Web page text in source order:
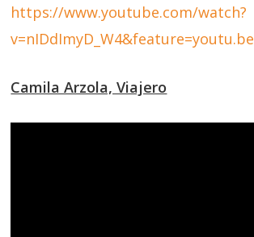
https://www.youtube.com/watch?
v=nIDdImyD_W4&feature=youtu.be
Camila Arzola, Viajero